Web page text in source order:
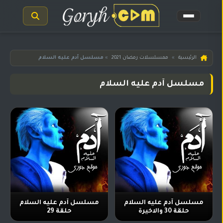
الرئيسية
مسلسلات
هندية
المترجمة
مسلسلات
هندية
مدبلجة
أفلام
هندية
مسلسلات
مسلسلات
مسلسلات
الرئيسية » ممسلسلات رمضان 2021 » مسلسل آدم عليه السلام
مسلسل آدم عليه السلام
مسلسل آدم عليه السلام
حلقة 30 والاخيرة
مسلسل آدم عليه السلام
حلقة 29